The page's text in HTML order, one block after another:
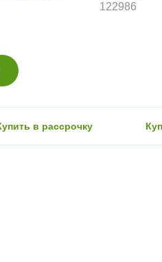
122986
в рассрочку